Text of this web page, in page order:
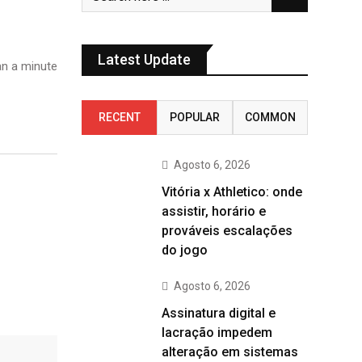
a minute Latest Update
RECENT POPULAR COMMON
Agosto 6, 2026
Vitória x Athletico: onde
assistir, horário e
prováveis escalações
do jogo
Agosto 6, 2026
Assinatura digital e
lacração impedem
alteração em sistemas